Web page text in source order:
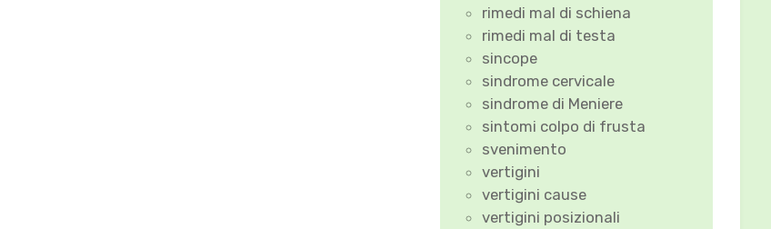
rimedi mal di schiena
rimedi mal di testa
sincope
sindrome cervicale
sindrome di Meniere
sintomi colpo di frusta
svenimento
vertigini
vertigini cause
vertigini posizionali